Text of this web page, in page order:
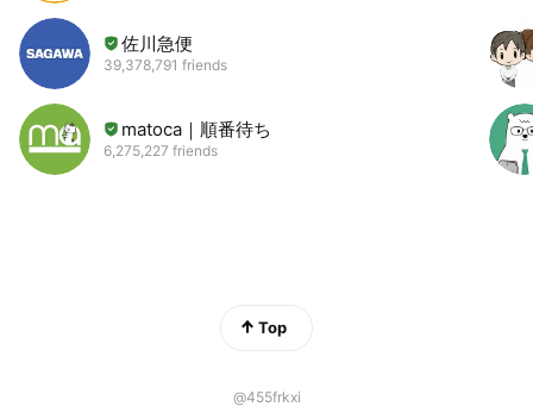
佐川急便
39,378,791 friends
matoca｜順番待ち
6,275,227 friends
Top
@455frkxi